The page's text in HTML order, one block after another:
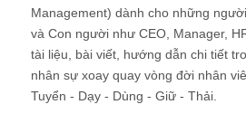
Management) dành cho những
và Con người như CEO, Manager,
tài liệu, bài viết, hướng dẫn chi tiết
nhân sự xoay quay vòng đời nhân
Tuyển - Dạy - Dùng - Giữ - Thải.